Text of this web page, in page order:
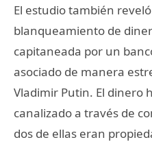
El estudio también
blanqueamiento de
capitaneada por un
asociado de manera
Vladimir Putin. El dinero
canalizado a través de
dos de ellas eran